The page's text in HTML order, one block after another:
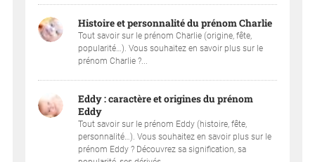
Histoire et personnalité du prénom Charlie
Tout savoir sur le prénom Charlie (origine, fête,
popularité…). Vous souhaitez en savoir plus sur le
prénom Charlie ?...
Eddy : caractère et origines du prénom
Eddy
Tout savoir sur le prénom Eddy (histoire, fête,
personnalité…). Vous souhaitez en savoir plus sur le
prénom Eddy ? Découvrez sa signification, sa